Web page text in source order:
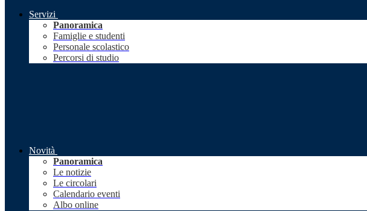
Servizi
Panoramica
Famiglie e studenti
Personale scolastico
Percorsi di studio
Novità
Panoramica
Le notizie
Le circolari
Calendario eventi
Albo online